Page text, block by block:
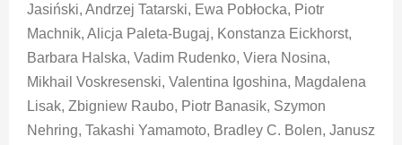
Jasiński, Andrzej Tatarski, Ewa Pobłocka, Piotr
Machnik, Alicja Paleta-Bugaj, Konstanza Eickhorst,
Barbara Halska, Vadim Rudenko, Viera Nosina,
Mikhail Voskresenski, Valentina Igoshina, Magdalena
Lisak, Zbigniew Raubo, Piotr Banasik, Szymon
Nehring, Takashi Yamamoto, Bradley C. Bolen, Janusz